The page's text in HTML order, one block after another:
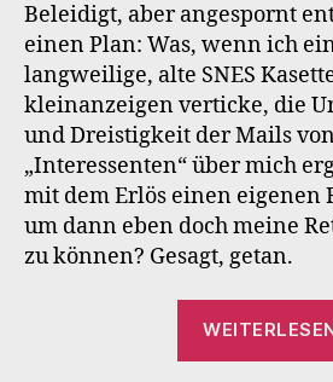
Beleidigt, aber angespornt
einen Plan: Was, wenn ich
langweilige, alte SNES
kleinanzeigen verticke, die
und Dreistigkeit der Mails
„Interessenten“ über mich
mit dem Erlös einen eigenen
um dann eben doch meine
zu können? Gesagt, getan.